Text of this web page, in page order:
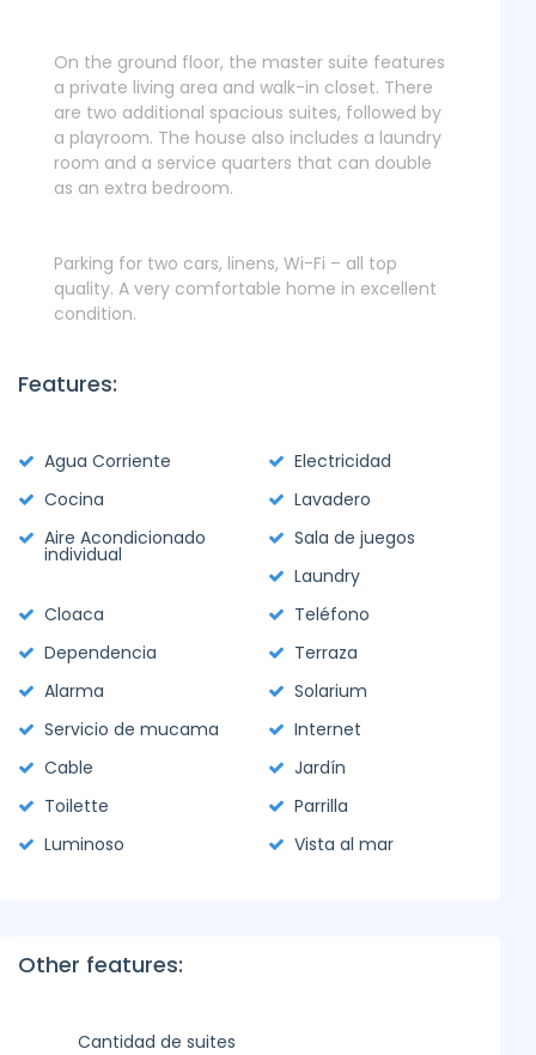
On the ground floor, the master suite features
a private living area and walk-in closet. There
are two additional spacious suites, followed by
a playroom. The house also includes a laundry
room and a service quarters that can double
as an extra bedroom.
Parking for two cars, linens, Wi-Fi – all top
quality. A very comfortable home in excellent
condition.
Features:
Agua Corriente
Electricidad
Cocina
Lavadero
Aire Acondicionado
individual
Sala de juegos
Laundry
Cloaca
Teléfono
Dependencia
Terraza
Alarma
Solarium
Servicio de mucama
Internet
Cable
Jardín
Toilette
Parrilla
Luminoso
Vista al mar
Other features:
Cantidad de suites